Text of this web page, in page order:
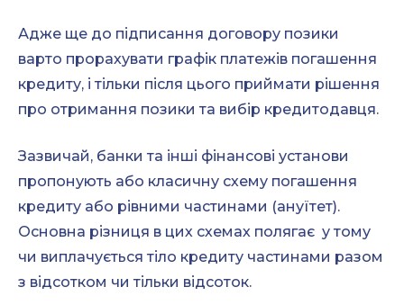
Адже ще до підписання договору позики
варто прорахувати графік платежів погашення
кредиту, і тільки після цього приймати рішення
про отримання позики та вибір кредитодавця.
Зазвичай, банки та інші фінансові установи
пропонують або класичну схему погашення
кредиту або рівними частинами (ануїтет).
Основна різниця в цих схемах полягає у тому
чи виплачується тіло кредиту частинами разом
з відсотком чи тільки відсоток.